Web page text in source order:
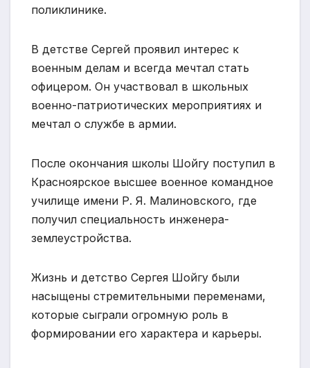
поликлинике.
В детстве Сергей проявил интерес к
военным делам и всегда мечтал стать
офицером. Он участвовал в школьных
военно-патриотических мероприятиях и
мечтал о службе в армии.
После окончания школы Шойгу поступил в
Красноярское высшее военное командное
училище имени Р. Я. Малиновского, где
получил специальность инженера-
землеустройства.
Жизнь и детство Сергея Шойгу были
насыщены стремительными переменами,
которые сыграли огромную роль в
формировании его характера и карьеры.